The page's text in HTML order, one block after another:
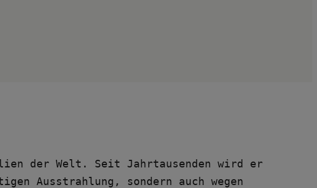
der Welt. Seit Jahrtausenden wird er
Ausstrahlung, sondern auch wegen